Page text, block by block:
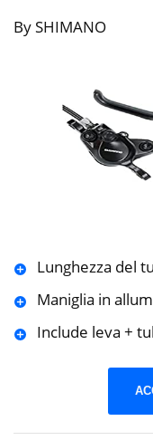
By SHIMANO
Lunghezza del
Maniglia in
Include leva +